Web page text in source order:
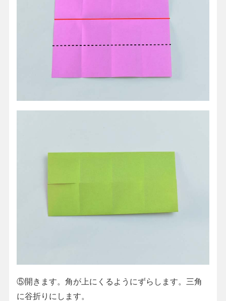
⑤開きます。角が上にくるようにずらします。三角
に谷折りにします。